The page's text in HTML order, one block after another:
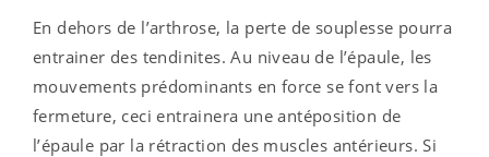
En dehors de l’arthrose, la perte de souplesse pourra
entrainer des tendinites. Au niveau de l’épaule, les
mouvements prédominants en force se font vers la
fermeture, ceci entrainera une antéposition de
l’épaule par la rétraction des muscles antérieurs. Si